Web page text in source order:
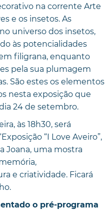
na corrente Arte
e os insetos. As
universo dos insetos,
às potencialidades
filigrana, enquanto
pela sua plumagem
São estes os elementos
nesta exposição que
24 de setembro.
às 18h30, será
“I Love Aveiro”,
Joana, uma mostra
e criatividade. Ficará
o pré-programa